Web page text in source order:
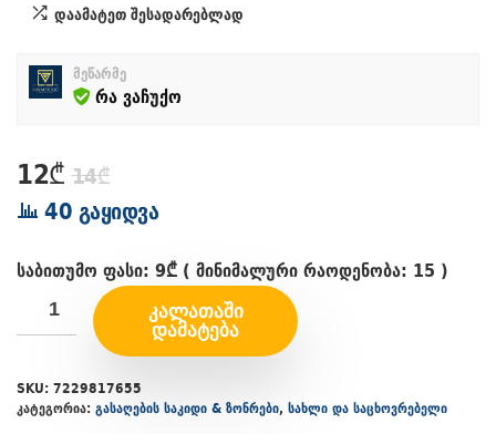
დაამატეთ შესადარებლად
მეწარმე
რა ვაჩუქო
14₾Original
price
was:
14₾.
12₾ Current
price
is:
12₾.
40 გაყიდვა
საბითუმო ფასი: 9₾ ( მინიმალური რაოდენობა: 15 )
ᲙᲐᲚᲐᲗᲐᲨᲘ
ᲓᲐᲛᲐᲢᲔᲑᲐ
SKU: 7229817655
კატეგორია: გასაღების საკიდი & ზონრები, სახლი და საცხოვრებელი